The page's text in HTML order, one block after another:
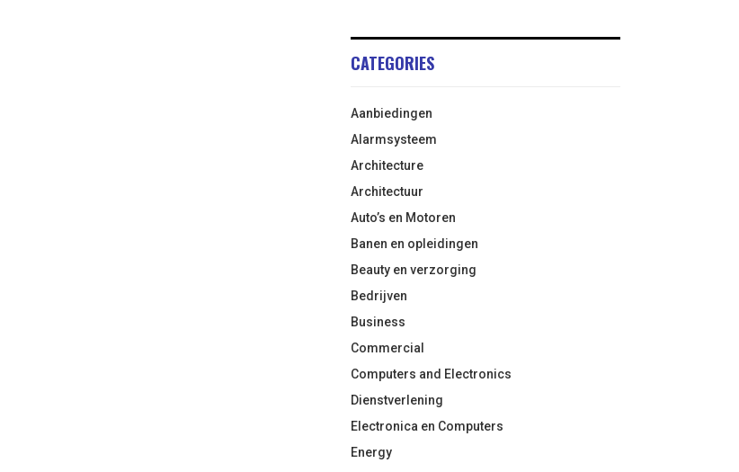
CATEGORIES
Aanbiedingen
Alarmsysteem
Architecture
Architectuur
Auto’s en Motoren
Banen en opleidingen
Beauty en verzorging
Bedrijven
Business
Commercial
Computers and Electronics
Dienstverlening
Electronica en Computers
Energy